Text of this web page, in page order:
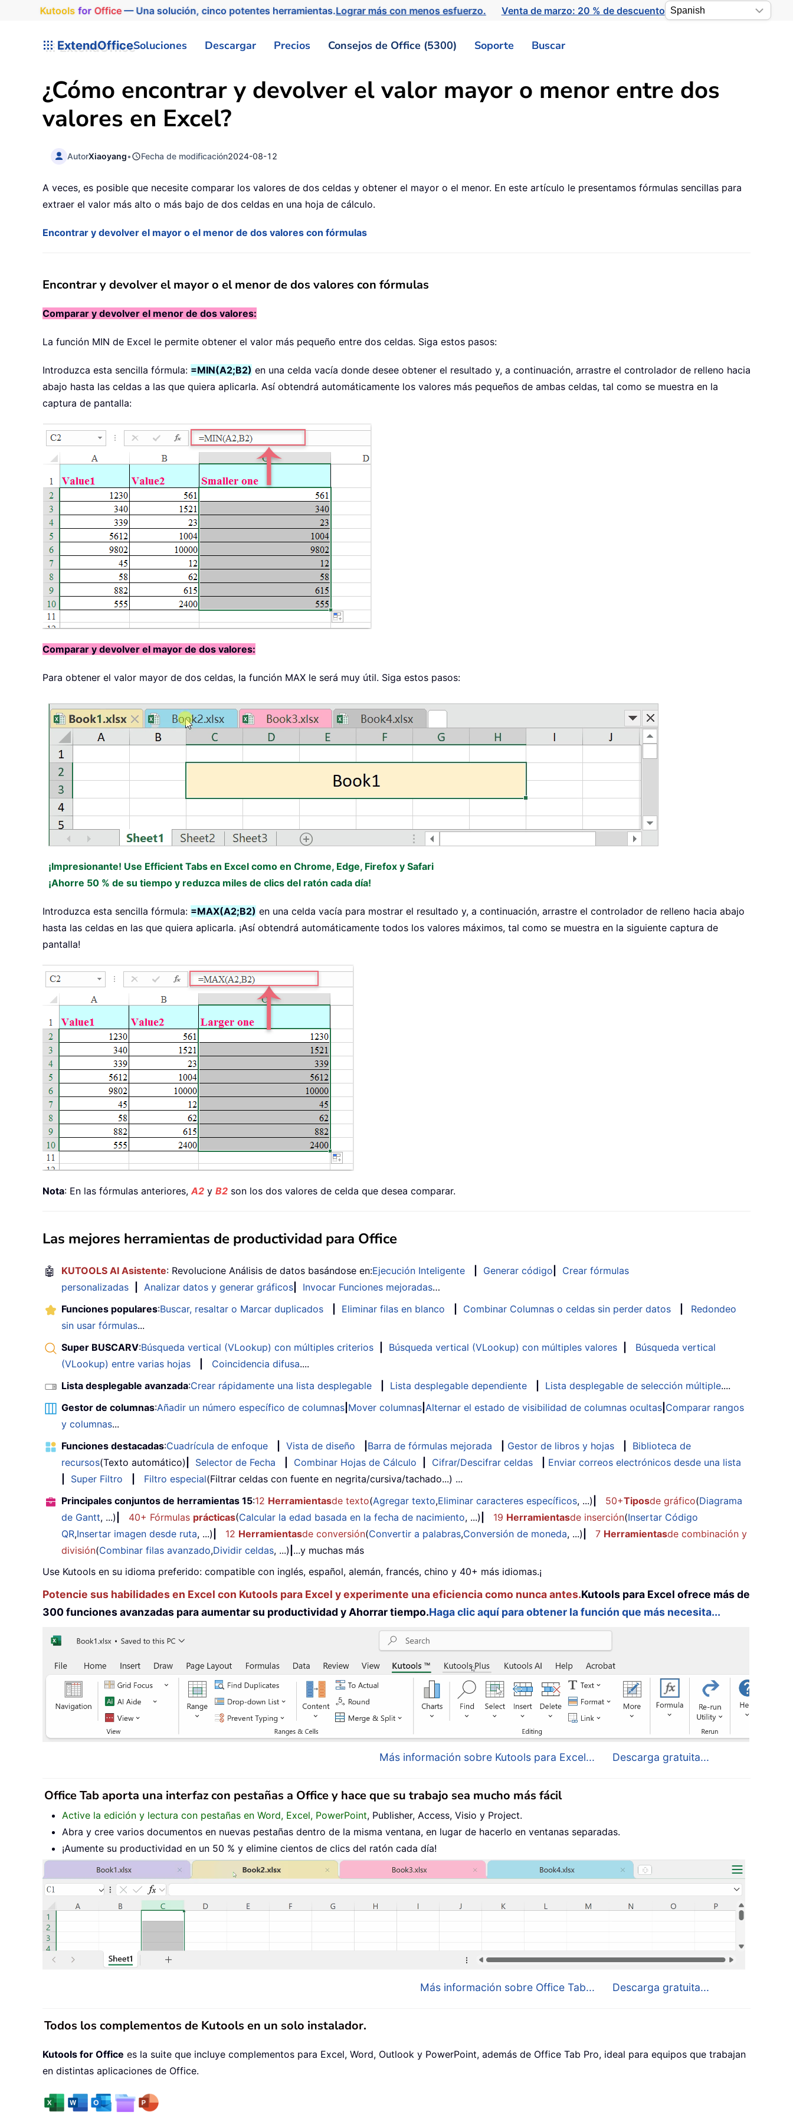
Kutools for Office— Una solución, cinco potentes herramientas.Lograr más con menos esfuerzo. Venta de marzo: 20 % de descuento
ExtendOfficeSoluciones Descargar Precios Consejos de Office (5300) Soporte Buscar
¿Cómo encontrar y devolver el valor mayor o menor entre dos
valores en Excel?
AutorXiaoyang• Fecha de modificación2024-08-12
A veces, es posible que necesite comparar los valores de dos celdas y obtener el mayor o el menor. En este artículo le presentamos fórmulas sencillas para
extraer el valor más alto o más bajo de dos celdas en una hoja de cálculo.
Encontrar y devolver el mayor o el menor de dos valores con fórmulas
Encontrar y devolver el mayor o el menor de dos valores con fórmulas
Comparar y devolver el menor de dos valores:
La función MIN de Excel le permite obtener el valor más pequeño entre dos celdas. Siga estos pasos:
Introduzca esta sencilla fórmula: =MIN(A2;B2) en una celda vacía donde desee obtener el resultado y, a continuación, arrastre el controlador de relleno hacia
abajo hasta las celdas a las que quiera aplicarla. Así obtendrá automáticamente los valores más pequeños de ambas celdas, tal como se muestra en la
captura de pantalla:
Comparar y devolver el mayor de dos valores:
Para obtener el valor mayor de dos celdas, la función MAX le será muy útil. Siga estos pasos:
¡Impresionante! Use Efficient Tabs en Excel como en Chrome, Edge, Firefox y Safari
¡Ahorre 50 % de su tiempo y reduzca miles de clics del ratón cada día!
Introduzca esta sencilla fórmula: =MAX(A2;B2) en una celda vacía para mostrar el resultado y, a continuación, arrastre el controlador de relleno hacia abajo
hasta las celdas en las que quiera aplicarla. ¡Así obtendrá automáticamente todos los valores máximos, tal como se muestra en la siguiente captura de
pantalla!
Nota: En las fórmulas anteriores, A2 y B2 son los dos valores de celda que desea comparar.
Las mejores herramientas de productividad para Office
🤖 KUTOOLS AI Asistente: Revolucione Análisis de datos basándose en:Ejecución Inteligente Generar código
Crear fórmulas
personalizadas
Analizar datos y generar gráficos Invocar Funciones mejoradas…
Funciones populares:Buscar, resaltar o Marcar duplicados Eliminar filas en blanco Combinar Columnas o celdas sin perder datos
Redondeo
sin usar fórmulas...
Super BUSCARV:Búsqueda vertical (VLookup) con múltiples criterios Búsqueda vertical (VLookup) con múltiples valores
Búsqueda vertical
(VLookup) entre varias hojas
Coincidencia difusa....
Lista desplegable avanzada:Crear rápidamente una lista desplegable Lista desplegable dependiente Lista desplegable de selección múltiple....
Gestor de columnas:Añadir un número específico de columnas Mover columnas Alternar el estado de visibilidad de columnas ocultas Comparar rangos
y columnas...
Funciones destacadas:Cuadrícula de enfoque Vista de diseño Barra de fórmulas mejorada Gestor de libros y hojas
Biblioteca de
recursos(Texto automático) Selector de Fecha Combinar Hojas de Cálculo Cifrar/Descifrar celdas
Enviar correos electrónicos desde una lista
Super Filtro Filtro especial(Filtrar celdas con fuente en negrita/cursiva/tachado...) ...
Principales conjuntos de herramientas 15:12 Herramientasde texto(Agregar texto,Eliminar caracteres específicos, ...) 50+Tiposde gráfico(Diagrama
de Gantt, ...) 40+ Fórmulas prácticas(Calcular la edad basada en la fecha de nacimiento, ...) 19 Herramientasde inserción(Insertar Código
QR,Insertar imagen desde ruta, ...) 12 Herramientasde conversión(Convertir a palabras,Conversión de moneda, ...) 7 Herramientasde combinación y
división(Combinar filas avanzado,Dividir celdas, ...) ...y muchas más
Use Kutools en su idioma preferido: compatible con inglés, español, alemán, francés, chino y 40+ más idiomas.¡
Potencie sus habilidades en Excel con Kutools para Excel y experimente una eficiencia como nunca antes.Kutools para Excel ofrece más de
300 funciones avanzadas para aumentar su productividad y Ahorrar tiempo.Haga clic aquí para obtener la función que más necesita...
Más información sobre Kutools para Excel... Descarga gratuita...
Office Tab aporta una interfaz con pestañas a Office y hace que su trabajo sea mucho más fácil
Active la edición y lectura con pestañas en Word, Excel, PowerPoint, Publisher, Access, Visio y Project.
Abra y cree varios documentos en nuevas pestañas dentro de la misma ventana, en lugar de hacerlo en ventanas separadas.
¡Aumente su productividad en un 50 % y elimine cientos de clics del ratón cada día!
Más información sobre Office Tab... Descarga gratuita...
Todos los complementos de Kutools en un solo instalador.
Kutools for Office es la suite que incluye complementos para Excel, Word, Outlook y PowerPoint, además de Office Tab Pro, ideal para equipos que trabajan
en distintas aplicaciones de Office.